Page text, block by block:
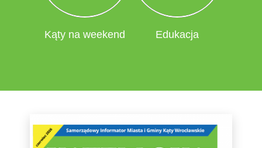
Kąty na weekend Edukacja